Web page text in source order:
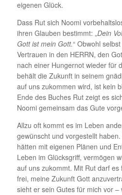
eigenen Glück.
Dass Rut sich Noomi
ihren Glauben bestimmt: „Dein
Gott ist mein Gott.“ Obwohl
Vertrauen in den HERRN, den
nach einer Hungernot wieder für
behält die Zukunft in seinem
auf uns zukommen wird, ist kein
Ende des Buches Rut zeigt es
Noomi gemeinsam das Gute
Allzu oft kommt es im Leben
gewünscht und vorgestellt
hätten mit eigenen Plänen und
Leben im Glücksgriff, vermögen
auf uns zukommt. Mit Rut darf
frei, meine Zukunft Gott
sieht er sein Gutes für mich vor –